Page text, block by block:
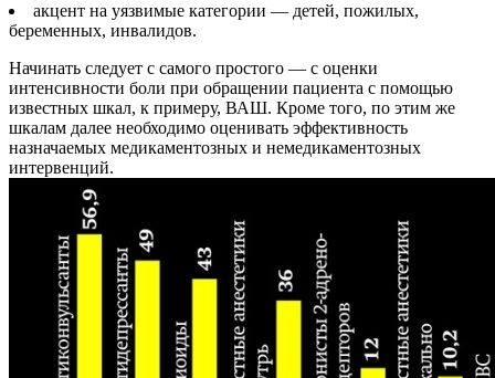
акцент на уязвимые категории — детей, пожилых,
беременных, инвалидов.
Начинать следует с самого простого — с оценки
интенсивности боли при обращении пациента с помощью
известных шкал, к примеру, ВАШ. Кроме того, по этим же
шкалам далее необходимо оценивать эффективность
назначаемых медикаментозных и немедикаментозных
интервенций.